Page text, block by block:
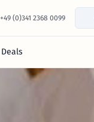
+49 (0)341 2368 0099
Deals